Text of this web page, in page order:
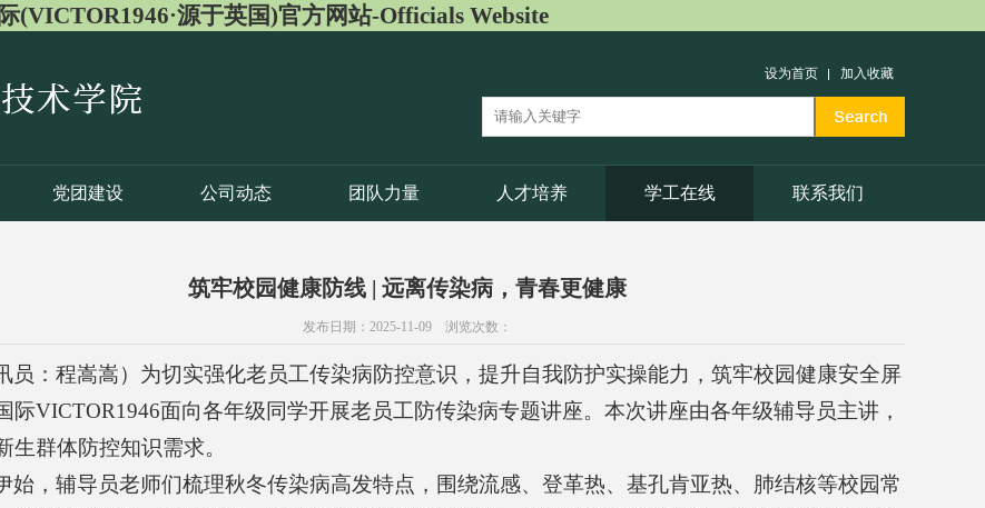
(VICTOR1946·源于英国)官方网站-Officials Website
设为首页 加入收藏
党团建设 公司动态 团队力量 人才培养 学工在线 联系我们
筑牢校园健康防线 | 远离传染病，青春更健康
发布日期：2025-11-09 浏览次数：
员：程嵩嵩）为切实强化老员工传染病防控意识，提升自我防护实操能力，筑牢校园健康安全屏
际VICTOR1946面向各年级同学开展老员工防传染病专题讲座。本次讲座由各年级辅导员主讲，
生群体防控知识需求。
始，辅导员老师们梳理秋冬传染病高发特点，围绕流感、登革热、基孔肯亚热、肺结核等校园常